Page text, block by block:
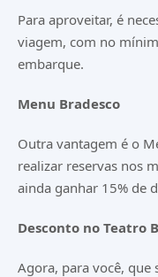
Para aproveitar, é
viagem, com no
embarque.
Menu Bradesco
Outra vantagem é o
realizar reservas nos
ainda ganhar 15% de
Desconto no Teatro
Agora, para você, que